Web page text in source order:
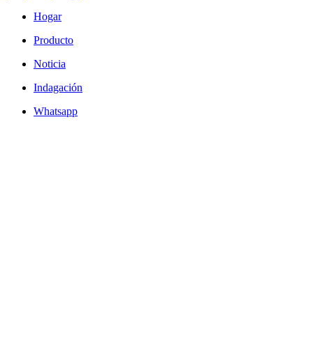
Hogar
Producto
Noticia
Indagación
Whatsapp